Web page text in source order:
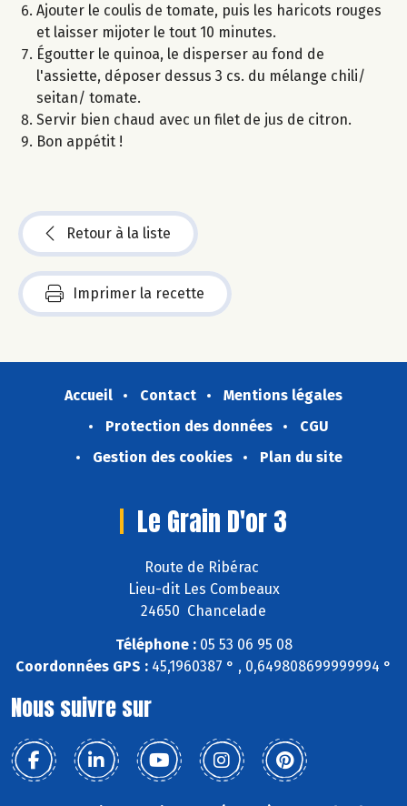
Ajouter le coulis de tomate, puis les haricots rouges
et laisser mijoter le tout 10 minutes.
Égoutter le quinoa, le disperser au fond de
l'assiette, déposer dessus 3 cs. du mélange chili/
seitan/ tomate.
Servir bien chaud avec un filet de jus de citron.
Bon appétit !
Retour à la liste
Imprimer la recette
Accueil Contact
Mentions légales
Protection des données
CGU
Gestion des cookies
Plan du site
Le Grain D'or 3
Route de Ribérac
Lieu-dit Les Combeaux
24650 Chancelade
Téléphone :05 53 06 95 08
Coordonnées GPS : 45,1960387 ° , 0,649808699999994 °
Nous suivre sur